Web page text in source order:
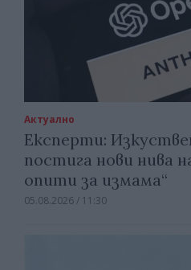
Актуално
Експерти:
постига нови нива
опити за измама“
05.08.2026 / 11:30